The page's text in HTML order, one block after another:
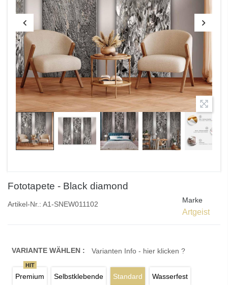
Fototapete - Black diamond
Artikel-Nr.: A1-SNEW011102 Marke
Artgeist
VARIANTE WÄHLEN : Varianten Info - hier klicken ?
Premium
HIT
Selbstklebende Standard Wasserfest